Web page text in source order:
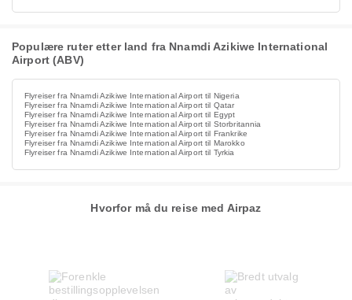
Populære ruter etter land fra Nnamdi Azikiwe International
Airport (ABV)
Flyreiser fra Nnamdi Azikiwe International Airport til Nigeria
Flyreiser fra Nnamdi Azikiwe International Airport til Qatar
Flyreiser fra Nnamdi Azikiwe International Airport til Egypt
Flyreiser fra Nnamdi Azikiwe International Airport til Storbritannia
Flyreiser fra Nnamdi Azikiwe International Airport til Frankrike
Flyreiser fra Nnamdi Azikiwe International Airport til Marokko
Flyreiser fra Nnamdi Azikiwe International Airport til Tyrkia
Hvorfor må du reise med Airpaz